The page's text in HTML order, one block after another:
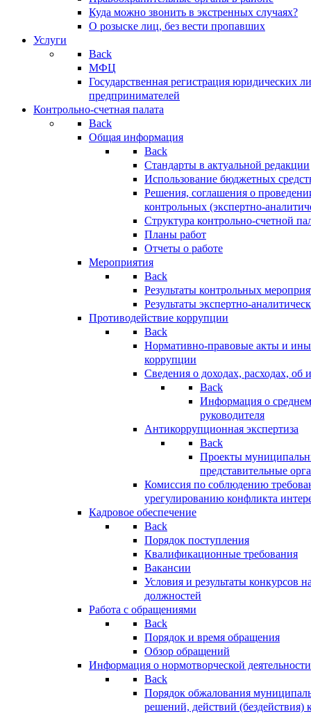
Куда можно звонить в экстренных случаях?
О розыске лиц, без вести пропавших
Услуги
Back
МФЦ
Государственная регистрация юридических
предпринимателей
Контрольно-счетная палата
Back
Общая информация
Back
Стандарты в актуальной редакции
Использование бюджетных
Решения, соглашения о
контрольных (экспертно-
Структура контрольно-счетной
Планы работ
Отчеты о работе
Мероприятия
Back
Результаты контрольных
Результаты экспертно-
Противодействие коррупции
Back
Нормативно-правовые акты и
коррупции
Сведения о доходах, расходах, об
Back
Информация о
руководителя
Антикоррупционная экспертиза
Back
Проекты
представительные
Комиссия по соблюдению
урегулированию конфликта
Кадровое обеспечение
Back
Порядок поступления
Квалификационные требования
Вакансии
Условия и результаты конкурсов
должностей
Работа с обращениями
Back
Порядок и время обращения
Обзор обращений
Информация о нормотворческой деятельности
Back
Порядок обжалования
решений, действий (бездействия)